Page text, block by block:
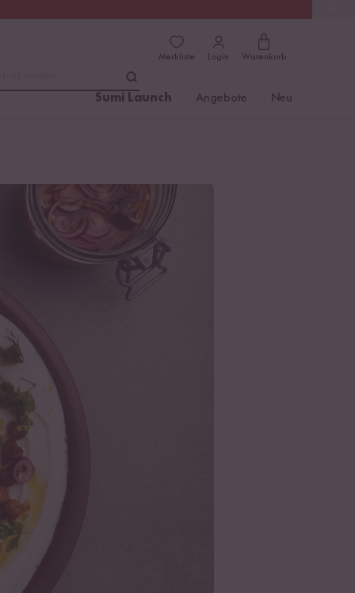
Merkliste Login Warenkorb
Sumi Launch Angebote Neu